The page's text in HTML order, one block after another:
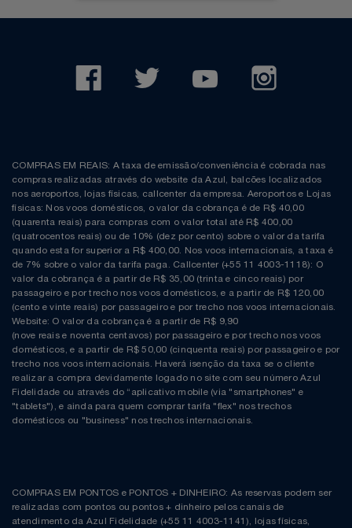
COMPRAS EM REAIS: A taxa de emissão/conveniência é cobrada nas
compras realizadas através do website da Azul, balcões localizados
nos aeroportos, lojas físicas, callcenter da empresa. Aeroportos e Lojas
físicas: Nos voos domésticos, o valor da cobrança é de R$ 40,00
(quarenta reais) para compras com o valor total até R$ 400,00
(quatrocentos reais) ou de 10% (dez por cento) sobre o valor da tarifa
quando esta for superior a R$ 400,00. Nos voos internacionais, a taxa é
de 7% sobre o valor da tarifa paga. Callcenter (+55 11 4003-1118): O
valor da cobrança é a partir de R$ 35,00 (trinta e cinco reais) por
passageiro e por trecho nos voos domésticos, e a partir de R$ 120,00
(cento e vinte reais) por passageiro e por trecho nos voos internacionais.
Website: O valor da cobrança é a partir de R$ 9,90
(nove reais e noventa centavos) por passageiro e por trecho nos voos
domésticos, e a partir de R$ 50,00 (cinquenta reais) por passageiro e por
trecho nos voos internacionais. Haverá isenção da taxa se o cliente
realizar a compra devidamente logado no site com seu número Azul
Fidelidade ou através do “aplicativo mobile (via "smartphones" e
"tablets"), e ainda para quem comprar tarifa "flex" nos trechos
domésticos ou "business" nos trechos internacionais.
COMPRAS EM PONTOS e PONTOS + DINHEIRO: As reservas podem ser
realizadas com pontos ou pontos + dinheiro pelos canais de
atendimento da Azul Fidelidade (+55 11 4003-1141), lojas físicas,